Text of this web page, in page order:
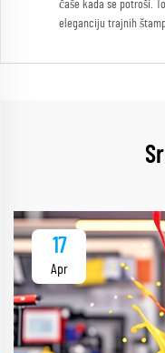
čaše kada se potroši.
eleganciju trajnih
17
Apr